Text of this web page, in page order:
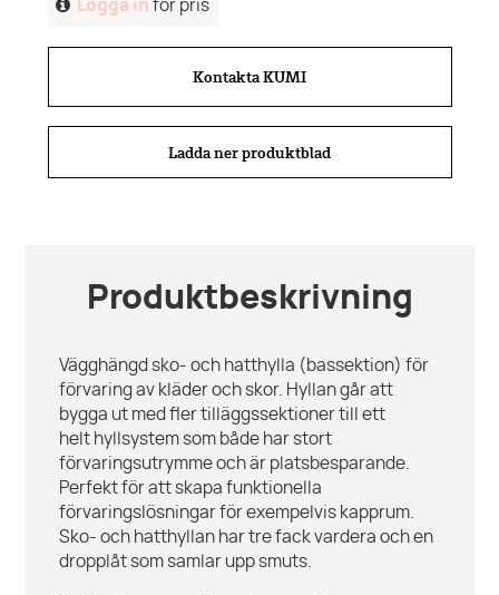
Logga in för pris
Kontakta KUMI
Ladda ner produktblad
Produktbeskrivning
Vägghängd sko- och hatthylla (bassektion) för
förvaring av kläder och skor. Hyllan går att
bygga ut med fler tilläggssektioner till ett
helt hyllsystem som både har stort
förvaringsutrymme och är platsbesparande.
Perfekt för att skapa funktionella
förvaringslösningar för exempelvis kapprum.
Sko- och hatthyllan har tre fack vardera och en
dropplåt som samlar upp smuts.